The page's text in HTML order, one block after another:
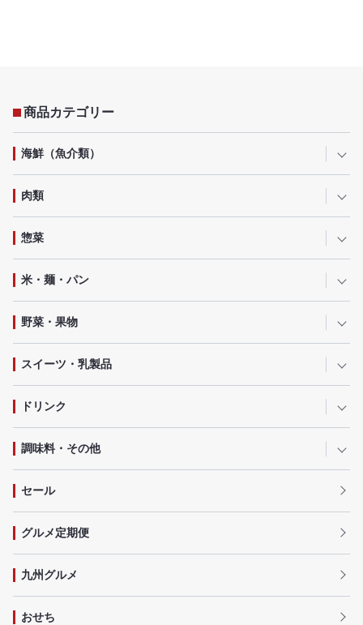
商品カテゴリー
海鮮（魚介類）
肉類
惣菜
米・麺・パン
野菜・果物
スイーツ・乳製品
ドリンク
調味料・その他
セール
グルメ定期便
九州グルメ
おせち